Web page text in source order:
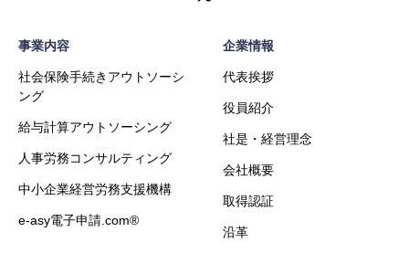
事業内容
社会保険手続きアウトソーシ
ング
給与計算アウトソーシング
人事労務コンサルティング
中小企業経営労務支援機構
e-asy電子申請.com®
企業情報
代表挨拶
役員紹介
社是・経営理念
会社概要
取得認証
沿革